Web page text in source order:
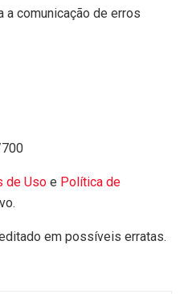
a comunicação de erros
de Uso e Política de
em possíveis erratas.